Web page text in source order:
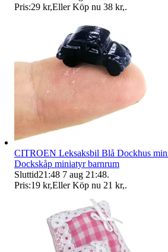
Pris:29 kr,Eller Köp nu 38 kr,.
CITROEN Leksaksbil Blå Dockhus
Dockskåp miniatyr barnrum
Sluttid21:48 7 aug 21:48.
Pris:19 kr,Eller Köp nu 21 kr,.